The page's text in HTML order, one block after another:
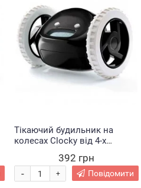
Тікаючий будильник на
колесах Clocky від 4-х
392 грн
+
- Повідомити